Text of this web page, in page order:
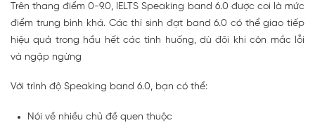
Trên thang điểm 0-9.0, IELTS Speaking band 6.0 được coi là mức
điểm trung bình khá. Các thí sinh đạt band 6.0 có thể giao tiếp
hiệu quả trong hầu hết các tình huống, dù đôi khi còn mắc lỗi
và ngập ngừng
Với trình độ Speaking band 6.0, bạn có thể:
Nói về nhiều chủ đề quen thuộc